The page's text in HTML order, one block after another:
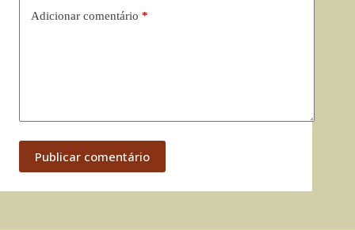
Adicionar comentário *
Publicar comentário